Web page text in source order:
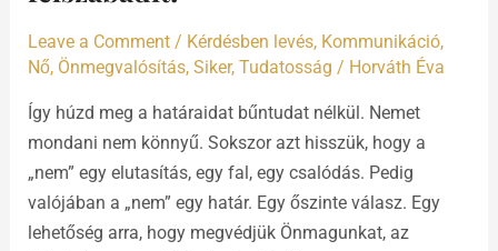
Leave a Comment / Kérdésben levés, Kommunikáció,
Nő, Önmegvalósítás, Siker, Tudatosság / Horváth Éva
Így húzd meg a határaidat bűntudat nélkül. Nemet
mondani nem könnyű. Sokszor azt hisszük, hogy a
„nem” egy elutasítás, egy fal, egy csalódás. Pedig
valójában a „nem” egy határ. Egy őszinte válasz. Egy
lehetőség arra, hogy megvédjük Önmagunkat, az